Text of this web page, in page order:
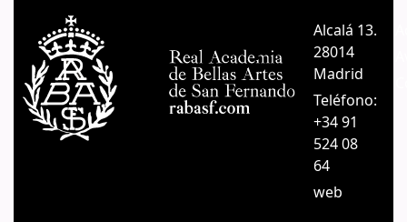
Alcalá 13.
28014
Madrid
Teléfono:
+34 91
524 08
64
web